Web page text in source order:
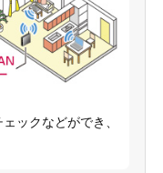
ックなどができ、